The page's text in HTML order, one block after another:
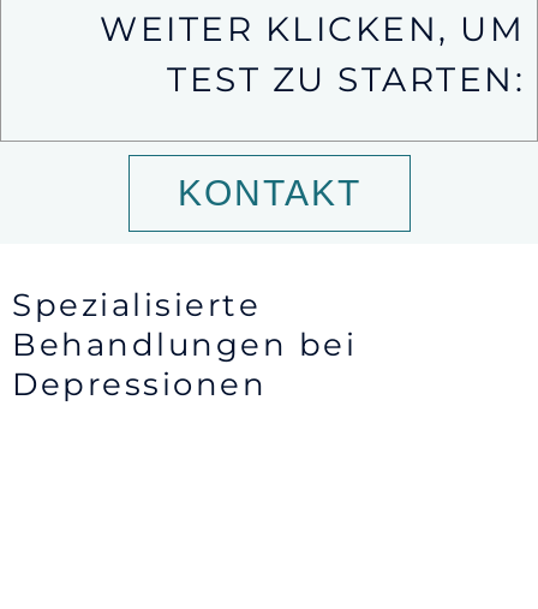
WEITER KLICKEN, UM
TEST ZU STARTEN:
KONTAKT
Spezialisierte
Behandlungen bei
Depressionen